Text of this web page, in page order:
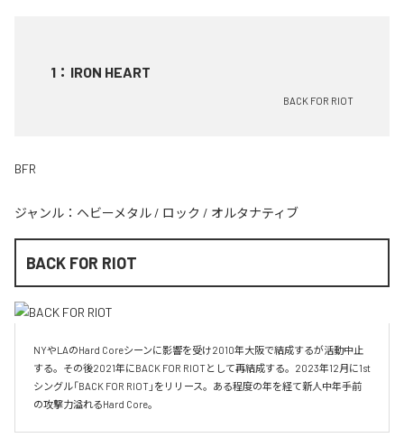
1 ： IRON HEART
BACK FOR RIOT
BFR
ジャンル： ヘビーメタル / ロック / オルタナティブ
BACK FOR RIOT
NYやLAのHard Coreシーンに影響を受け2010年大阪で結成するが活動中止
する。その後2021年にBACK FOR RIOTとして再結成する。2023年12月に1st
シングル「BACK FOR RIOT」をリリース。ある程度の年を経て新人中年手前
の攻撃力溢れるHard Core。